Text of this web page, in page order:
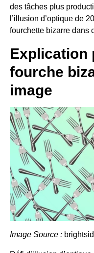
des tâches plus
l’illusion d’optique de
fourchette bizarre dans
Explication
fourche
image
Image Source :